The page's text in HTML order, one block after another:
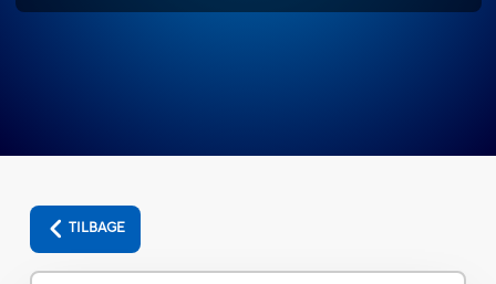
TILBAGE